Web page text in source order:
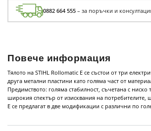
0882 664 555 – за поръчки и
Повече информация
Тялото на STIHL Rollomatic E се състои от три
друга метални пластини като голяма част от
Предимството: голяма стабилност, съчетана с ниско
широкия спектър от изисквания на потребителите,
E се предлагат в две модификации с различни по